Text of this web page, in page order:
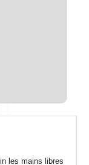
les mains libres